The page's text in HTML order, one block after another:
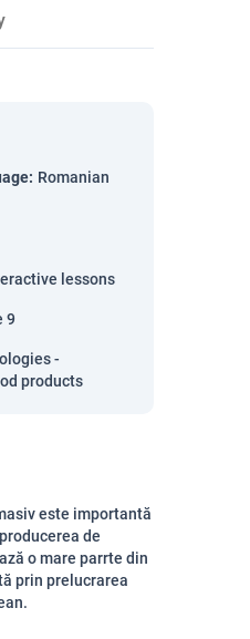
: Romanian
lessons
9
-
products
este importantă
de
o mare parrte din
prin prelucrarea